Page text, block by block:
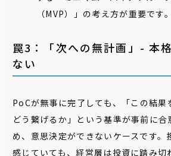
（MVP）」の考え方が重要です。
罠3：「次への無計画」- 本
ない
PoCが無事に完了しても、「この結果
どう繋げるか」という基準が事前に合
め、意思決定ができないケースです。
感じていても、経営層は投資に踏み切